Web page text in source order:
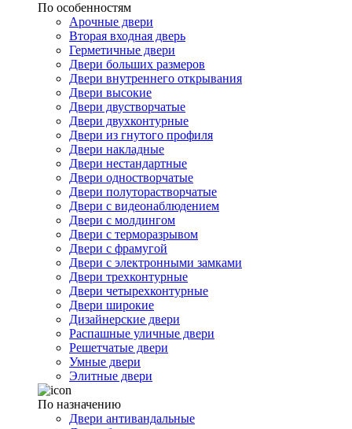
По особенностям
Арочные двери
Вторая входная дверь
Герметичные двери
Двери больших размеров
Двери внутреннего открывания
Двери высокие
Двери двустворчатые
Двери двухконтурные
Двери из гнутого профиля
Двери накладные
Двери нестандартные
Двери одностворчатые
Двери полуторастворчатые
Двери с видеонаблюдением
Двери с молдингом
Двери с терморазрывом
Двери с фрамугой
Двери с электронными замками
Двери трехконтурные
Двери четырехконтурные
Двери широкие
Дизайнерские двери
Распашные уличные двери
Решетчатые двери
Умные двери
Элитные двери
По назначению
Двери антивандальные